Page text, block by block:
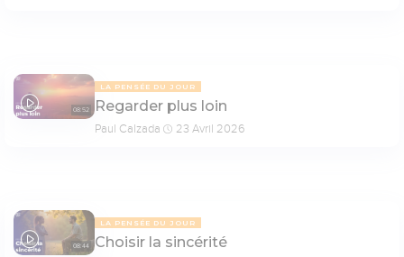
08:52
LA PENSÉE DU JOUR
Regarder plus loin
Paul Calzada 23 Avril 2026
08:44
LA PENSÉE DU JOUR
Choisir la sincérité